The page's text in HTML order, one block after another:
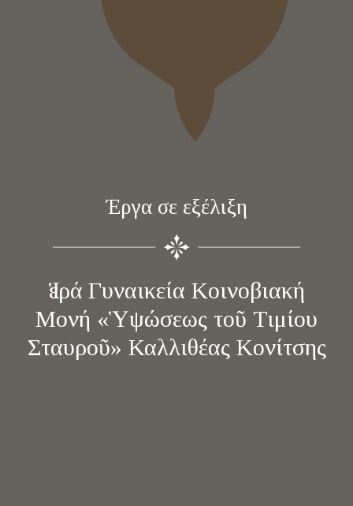
Έργα σε εξέλιξη
Ἱερά Γυναικεία Κοινοβιακή
Μονή «Ὑψώσεως τοῦ Τιμίου
Σταυροῦ» Καλλιθέας Κονίτσης